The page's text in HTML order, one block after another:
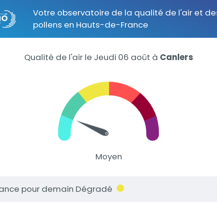
Votre observatoire de la qualité de l'air et
pollens en Hauts-de-France
Qualité de l'air le Jeudi 06 août à Canlers
Moyen
pour demain Dégradé